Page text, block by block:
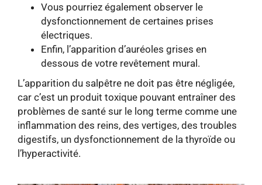
Vous pourriez également observer le
dysfonctionnement de certaines prises
électriques.
Enfin, l’apparition d’auréoles grises en
dessous de votre revêtement mural.
L’apparition du salpêtre ne doit pas être négligée,
car c’est un produit toxique pouvant entraîner des
problèmes de santé sur le long terme comme une
inflammation des reins, des vertiges, des troubles
digestifs, un dysfonctionnement de la thyroïde ou
l’hyperactivité.